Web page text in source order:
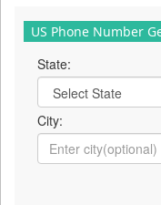
US Phone Number
State:
City: